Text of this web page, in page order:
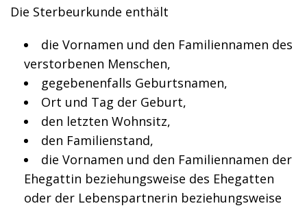
Die Sterbeurkunde enthält
die Vornamen und den Familiennamen des
verstorbenen Menschen,
gegebenenfalls Geburtsnamen,
Ort und Tag der Geburt,
den letzten Wohnsitz,
den Familienstand,
die Vornamen und den Familiennamen der
Ehegattin beziehungsweise des Ehegatten
oder der Lebenspartnerin beziehungsweise